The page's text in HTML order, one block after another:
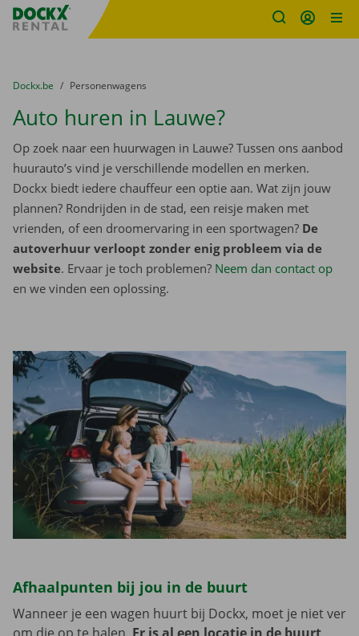
Fratello DEMO
U bevindt zich hier:
van
Dockx.be naar
Personenwagens
Auto huren in Lauwe?
Op zoek naar een huurwagen in Lauwe? Tussen ons aanbod
huurauto’s vind je verschillende modellen en merken.
Dockx biedt iedere chauffeur een optie aan. Wat zijn jouw
plannen? Rondrijden in de stad, een reisje maken met
vrienden, of een droomervaring in een sportwagen? De
autoverhuur verloopt zonder enig probleem via de
website. Ervaar je toch problemen? Neem dan contact op
en we vinden een oplossing.
Afhaalpunten bij jou in de buurt
Wanneer je een wagen huurt bij Dockx, moet je niet ver